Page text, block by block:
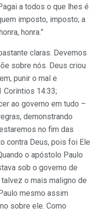
a todos o que lhes é
imposto, imposto; a
honra.”
claras. Devemos
sobre nós. Deus criou
punir o mal e
Coríntios 14:33;
ao governo em tudo –
demonstrando
no fim das
contra Deus, pois foi Ele
o apóstolo Paulo
sob o governo de
talvez o mais maligno de
mesmo assim
sobre ele. Como